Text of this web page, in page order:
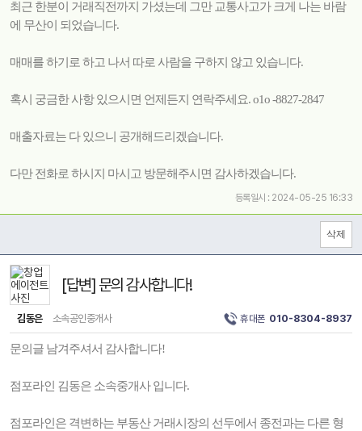
최근 한분이 거래직전까지 가셨는데 그만 교통사고가 크게 나는 바람
에 무산이 되었습니다.
매매를 하기로 하고 나서 따로 사람을 구하지 않고 있습니다.
혹시 궁금한 사항 있으시면 언제든지 연락주세요. o1o -8827-2847
매출자료는 다 있으니 공개해드리겠습니다.
다만 전화로 하시지 마시고 방문해주시면 감사하겠습니다.
등록일시 : 2024-05-25 16:33
[답변] 문의 감사합니다!
김동은 소속공인중개사 휴대폰 010-8304-8937
문의글 남겨주셔서 감사합니다!
점포라인 김동은 소속중개사 입니다.
점포라인은 격변하는 부동산 거래시장의 선두에서 종전과는 다른 형